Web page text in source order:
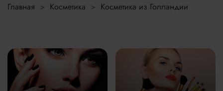
Главная Косметика Косметика из Голландии